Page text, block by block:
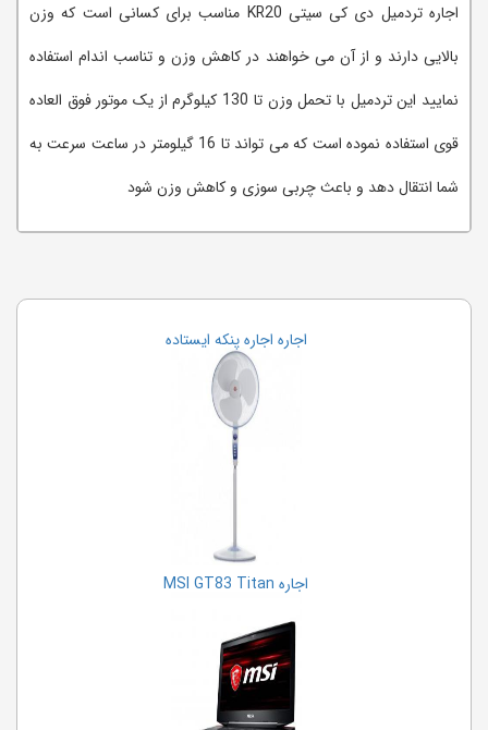
اجاره تردمیل دی کی سیتی KR20 مناسب برای کسانی است که وزن
بالایی دارند و از آن می خواهند در کاهش وزن و تناسب اندام استفاده
نمایید این تردمیل با تحمل وزن تا 130 کیلوگرم از یک موتور فوق العاده
قوی استفاده نموده است که می تواند تا 16 گیلومتر در ساعت سرعت به
شما انتقال دهد و باعث چربی سوزی و کاهش وزن شود
اجاره اجاره پنکه ایستاده
اجاره MSI GT83 Titan